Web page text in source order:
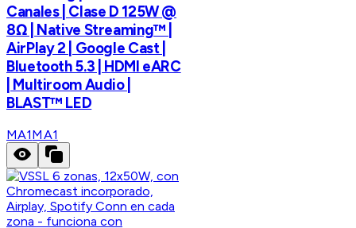
Canales | Clase D 125W @
8Ω | Native Streaming™ |
AirPlay 2 | Google Cast |
Bluetooth 5.3 | HDMI eARC
| Multiroom Audio |
BLAST™ LED
MA1MA1